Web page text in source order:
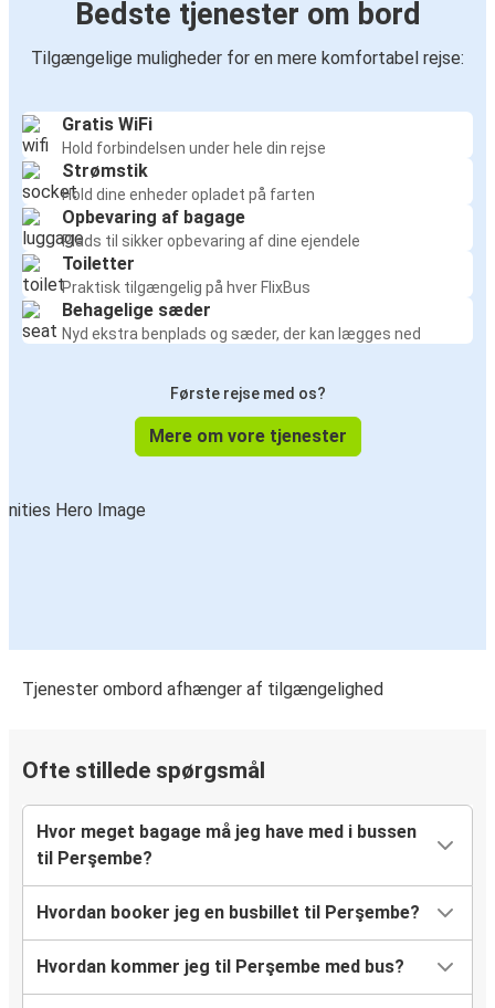
Bedste tjenester om bord
Tilgængelige muligheder for en mere komfortabel rejse:
Gratis WiFi
Hold forbindelsen under hele din rejse
Strømstik
Hold dine enheder opladet på farten
Opbevaring af bagage
Plads til sikker opbevaring af dine ejendele
Toiletter
Praktisk tilgængelig på hver FlixBus
Behagelige sæder
Nyd ekstra benplads og sæder, der kan lægges ned
Første rejse med os?
Mere om vore tjenester
Tjenester ombord afhænger af tilgængelighed
Ofte stillede spørgsmål
Hvor meget bagage må jeg have med i bussen
til Perşembe?
Hvordan booker jeg en busbillet til Perşembe?
Hvordan kommer jeg til Perşembe med bus?